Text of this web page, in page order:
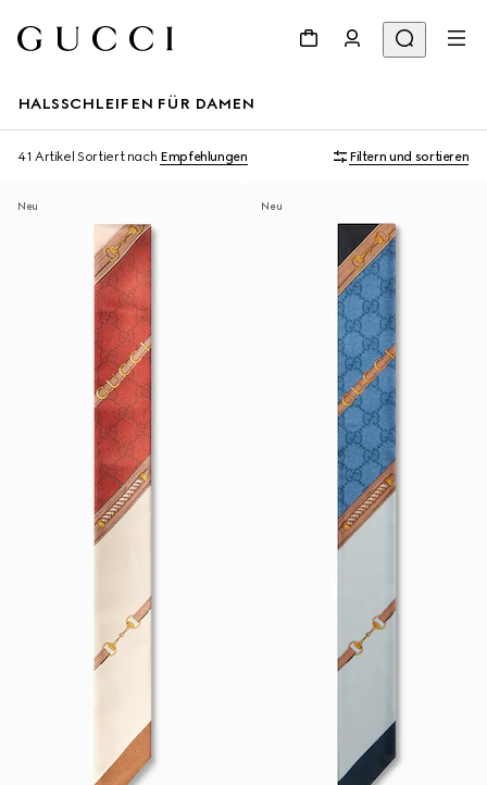
HALSSCHLEIFEN FÜR DAMEN
41 Artikel Sortiert nach Empfehlungen Filtern und sortieren
Neu Neu